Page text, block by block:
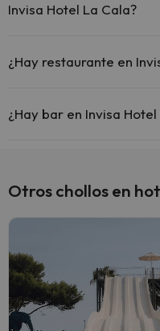
Invisa Hotel La Cala?
comunes.
¿Hay restaurante en
¿Hay bar en Invisa
Otros chollos en